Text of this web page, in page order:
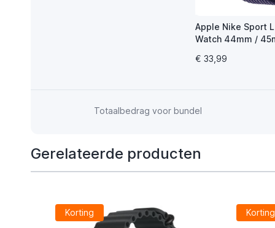
Apple Nike Sport
Watch 44mm /
€ 33,99
Totaalbedrag voor bundel
Gerelateerde producten
Korting Korting